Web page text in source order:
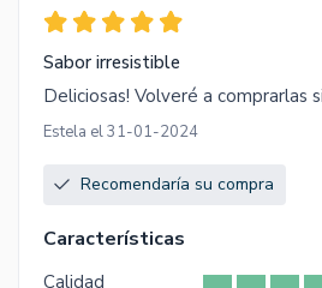
Sabor irresistible
Deliciosas! Volveré a comprarlas
Estela el 31-01-2024
Recomendaría su compra
Características
Calidad